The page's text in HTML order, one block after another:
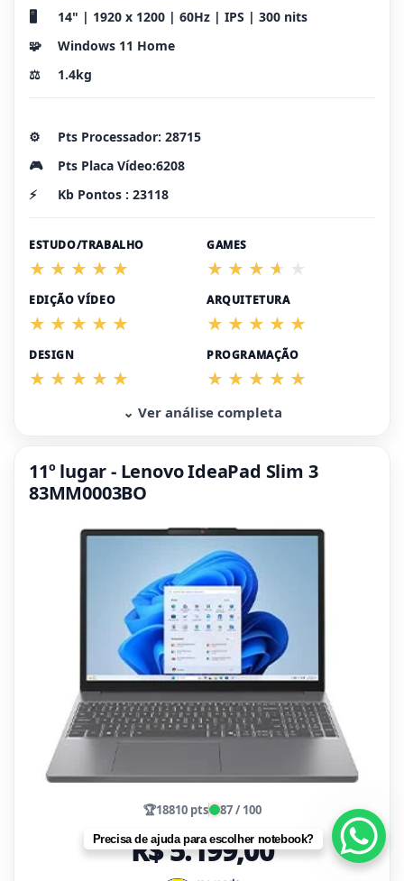
🖥️
14" | 1920 x 1200 | 60Hz | IPS | 300 nits
🧩
Windows 11 Home
⚖️
1.4kg
⚙️
Pts Processador: 28715
🎮
Pts Placa Vídeo:6208
⚡
Kb Pontos : 23118
ESTUDO/TRABALHO GAMES
EDIÇÃO VÍDEO ARQUITETURA
DESIGN PROGRAMAÇÃO
⌄ Ver análise completa
11º lugar - Lenovo IdeaPad Slim 3
83MM0003BO
🏆18810 pts 87 / 100
R$ 5.199,00
Precisa de ajuda para escolher notebook?